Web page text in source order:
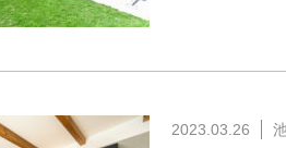
2023.03.26